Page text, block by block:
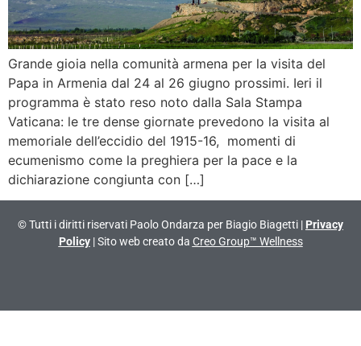
Grande gioia nella comunità armena per la visita del
Papa in Armenia dal 24 al 26 giugno prossimi. Ieri il
programma è stato reso noto dalla Sala Stampa
Vaticana: le tre dense giornate prevedono la visita al
memoriale dell’eccidio del 1915-16, momenti di
ecumenismo come la preghiera per la pace e la
dichiarazione congiunta con […]
© Tutti i diritti riservati Paolo Ondarza per Biagio Biagetti | Privacy
Policy| Sito web creato da Creo Group™ Wellness